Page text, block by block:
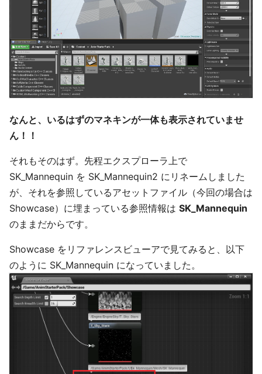
なんと、いるはずのマネキンが一体も表示されていませ
ん！！
それもそのはず。先程エクスプローラ上で
SK_Mannequin を SK_Mannequin2 にリネームしました
が、それを参照しているアセットファイル（今回の場合は
Showcase）に埋まっている参照情報は SK_Mannequin
のままだからです。
Showcase をリファレンスビューアで見てみると、以下
のように SK_Mannequin になっていました。